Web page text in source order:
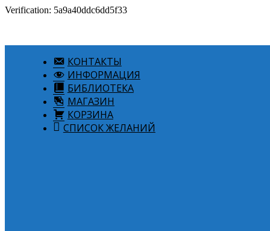
Verification: 5a9a40ddc6dd5f33
КОНТАКТЫ
ИНФОРМАЦИЯ
БИБЛИОТЕКА
МАГАЗИН
КОРЗИНА
СПИСОК ЖЕЛАНИЙ